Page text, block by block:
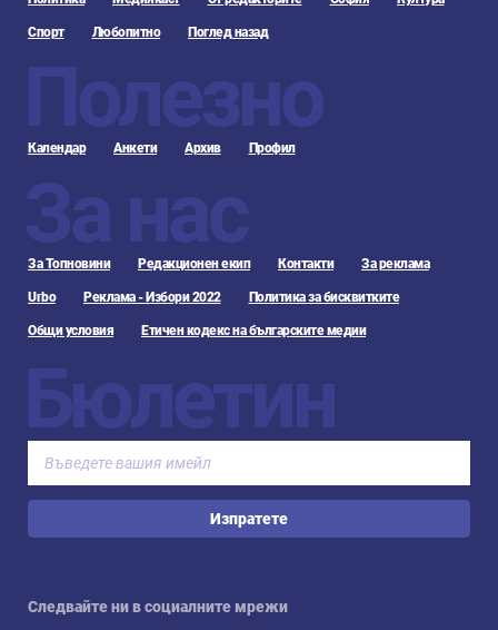
Спорт Любопитно Поглед назад
Полезно
Календар Анкети Архив Профил
За нас
За Топновини Редакционен екип Контакти За реклама
Urbo Реклама - Избори 2022 Политика за бисквитките
Общи условия Етичен кодекс на българските медии
Бюлетин
Изпратете
Следвайте ни в социалните мрежи